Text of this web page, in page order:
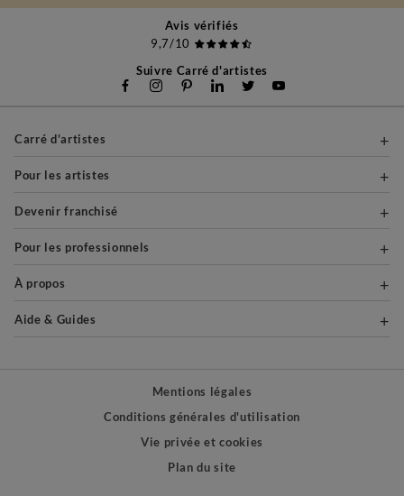
Avis vérifiés
9,7/10
Suivre Carré d'artistes
Carré d'artistes
Pour les artistes
Devenir franchisé
Pour les professionnels
À propos
Aide & Guides
Mentions légales
Conditions générales d'utilisation
Vie privée et cookies
Plan du site